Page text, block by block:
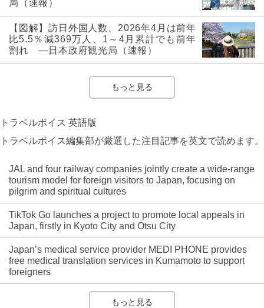
局（速報）
【図解】訪日外国人数、2026年4月は前年
比5.5％減369万人、1～4月累計でも前年
割れ ―日本政府観光局（速報）
もっと見る
トラベルボイス 英語版
トラベルボイス編集部が厳選した注目記事を英文で読めます。
JAL and four railway companies jointly create a wide-range
tourism model for foreign visitors to Japan, focusing on
pilgrim and spiritual cultures
TikTok Go launches a project to promote local appeals in
Japan, firstly in Kyoto City and Otsu City
Japan’s medical service provider MEDI PHONE provides
free medical translation services in Kumamoto to support
foreigners
もっと見る